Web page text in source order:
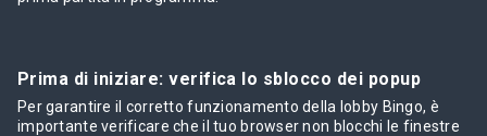
Prima di iniziare: verifica lo sblocco dei popup
Per garantire il corretto funzionamento della lobby Bingo, è
importante verificare che il tuo browser non blocchi le finestre